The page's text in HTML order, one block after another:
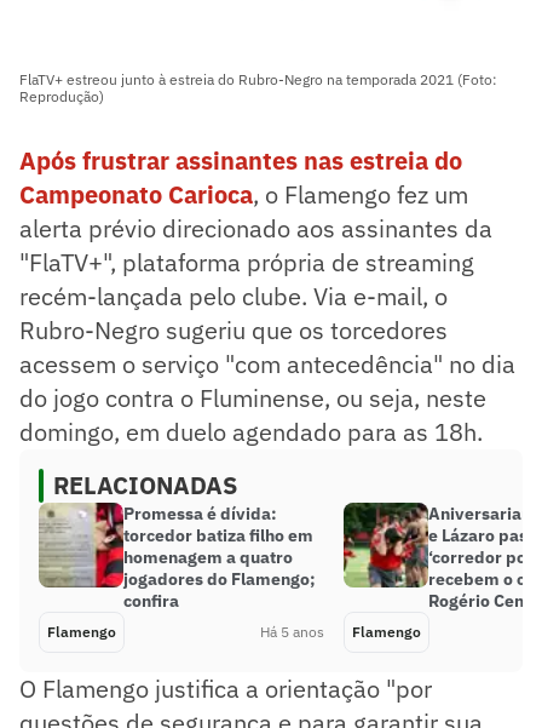
FlaTV+ estreou junto à estreia do Rubro-Negro na temporada 2021 (Foto:
Reprodução)
Após frustrar assinantes nas estreia do
Campeonato Carioca, o Flamengo fez um
alerta prévio direcionado aos assinantes da
"FlaTV+", plataforma própria de streaming
recém-lançada pelo clube. Via e-mail, o
Rubro-Negro sugeriu que os torcedores
acessem o serviço "com antecedência" no dia
do jogo contra o Fluminense, ou seja, neste
domingo, em duelo agendado para as 18h.
RELACIONADAS
Promessa é dívida:
torcedor batiza filho em
homenagem a quatro
jogadores do Flamengo;
confira
Flamengo Há 5 anos
e Lázaro
‘corredor
recebem o
Rogério Ceni
Flamengo
O Flamengo justifica a orientação "por